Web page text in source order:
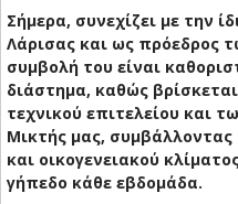
Σήμερα, συνεχίζει με την
Λάρισας και ως πρόεδρος
συμβολή του είναι
διάστημα, καθώς
τεχνικού επιτελείου και
Μικτής μας, συμβάλλοντας
και οικογενειακού
γήπεδο κάθε εβδομάδα.